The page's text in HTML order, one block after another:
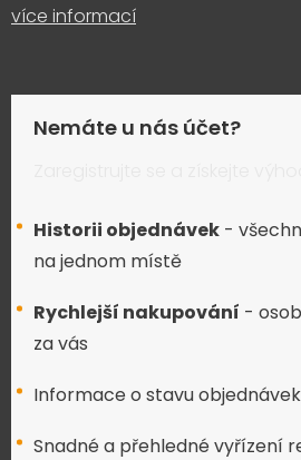
více informací
Nemáte u nás účet?
Historii objednávek -
na jednom místě
Rychlejší nakupování -
za vás
Informace o stavu objednávek
Snadné a přehledné vyřízení